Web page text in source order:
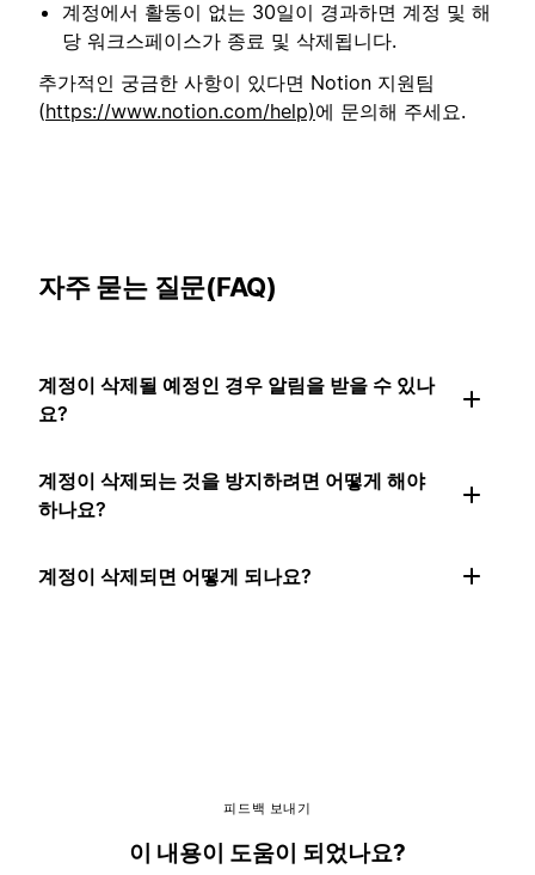
계정에서 활동이 없는 30일이 경과하면 계정 및 해
당 워크스페이스가 종료 및 삭제됩니다.
추가적인 궁금한 사항이 있다면 Notion 지원팀
(https://www.notion.com/help)에 문의해 주세요.
자주 묻는 질문(FAQ)
계정이 삭제될 예정인 경우 알림을 받을 수 있나
요?
계정이 삭제되는 것을 방지하려면 어떻게 해야
하나요?
계정이 삭제되면 어떻게 되나요?
피드백 보내기
이 내용이 도움이 되었나요?